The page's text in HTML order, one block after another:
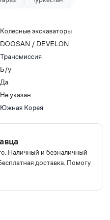
Колесные экскаваторы
DOOSAN / DEVELON
Трансмиссия
Б/у
Да
Не указан
Южная Корея
Наличный и безналичный
доставка. Помогу